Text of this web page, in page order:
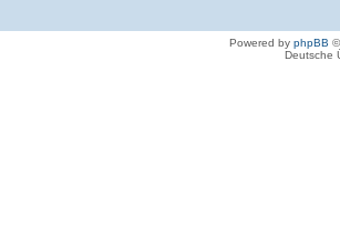
Powered by phpBB
Deutsche